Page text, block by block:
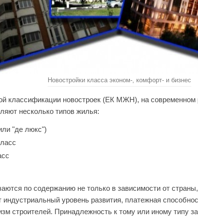
Новостройки класса эконом-, комфорт- и бизнес
классификации новостроек (ЕК МЖН), на современном
несколько типов жилья:
"де люкс")
по содержанию не только в зависимости от
индустриальный уровень развития, платежная
строителей. Принадлежность к тому или иному типу